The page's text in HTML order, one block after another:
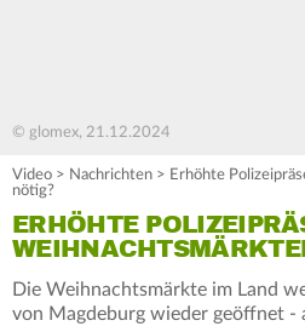
© glomex, 21.12.2024
Video > Nachrichten > Erhöhte
nötig?
ERHÖHTE
Die Weihnachtsmärkte im Land
von Magdeburg wieder geöffnet -